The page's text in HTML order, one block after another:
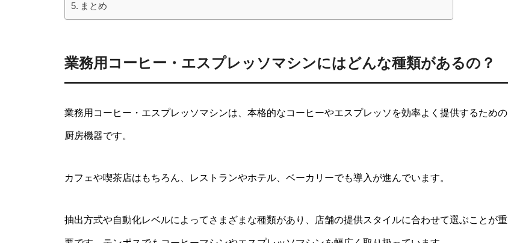
まとめ
業務用コーヒー・エスプレッソマシンにはどんな種類があるの？
業務用コーヒー・エスプレッソマシンは、本格的なコーヒーやエスプレッソを効率よく提供するための
厨房機器です。
カフェや喫茶店はもちろん、レストランやホテル、ベーカリーでも導入が進んでいます。
抽出方式や自動化レベルによってさまざまな種類があり、店舗の提供スタイルに合わせて選ぶことが重